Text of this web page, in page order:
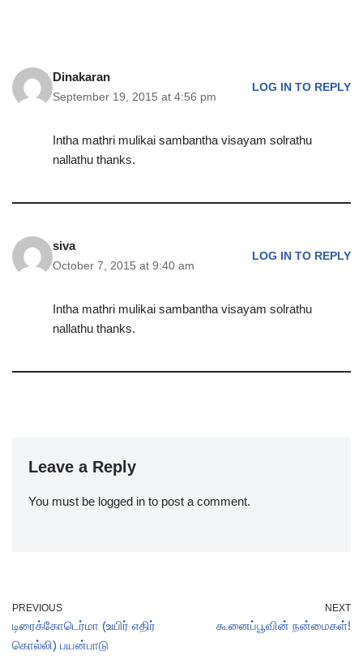
Dinakaran
September 19, 2015 at 4:56 pm
LOG IN TO REPLY
Intha mathri mulikai sambantha visayam solrathu
nallathu thanks.
siva
October 7, 2015 at 9:40 am
LOG IN TO REPLY
Intha mathri mulikai sambantha visayam solrathu
nallathu thanks.
Leave a Reply
You must be logged in to post a comment.
PREVIOUS
டிரைக்கோடெர்மா (உயிர் எதிர்
கொல்லி) பயன்பாடு
NEXT
கூனைப்பூவின் நன்மைகள்!